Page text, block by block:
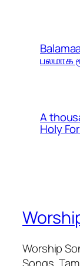
பலமாக
A
Holy
Worship